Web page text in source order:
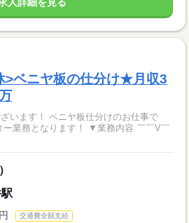
ベニヤ板の仕分け★月収3
分けのお仕事で
ます！ ▼業務内容 ￣￣V￣
交通費全額支給